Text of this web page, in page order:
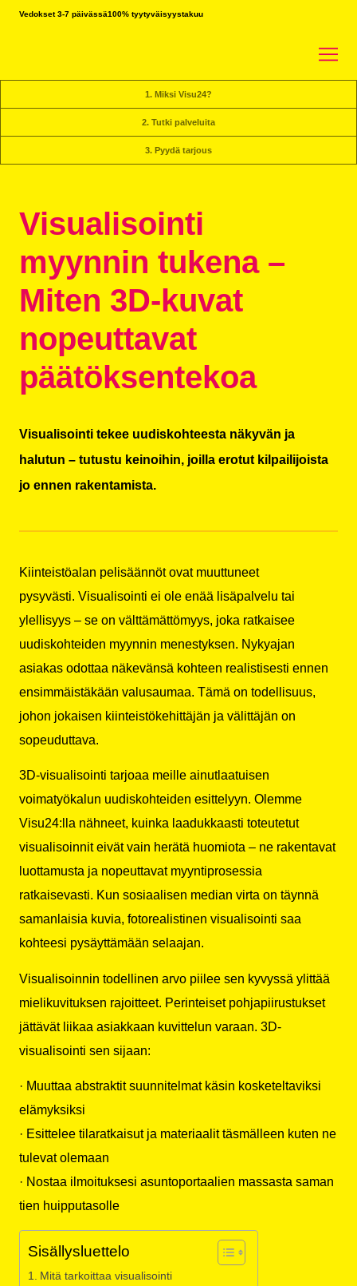
Vedokset 3-7 päivässä100% tyytyväisyystakuu
1. Miksi Visu24?
2. Tutki palveluita
3. Pyydä tarjous
Visualisointi
myynnin tukena –
Miten 3D-kuvat
nopeuttavat
päätöksentekoa
Visualisointi tekee uudiskohteesta näkyvän ja
halutun – tutustu keinoihin, joilla erotut kilpailijoista
jo ennen rakentamista.
Kiinteistöalan pelisäännöt ovat muuttuneet
pysyvästi. Visualisointi ei ole enää lisäpalvelu tai
ylellisyys – se on välttämättömyys, joka ratkaisee
uudiskohteiden myynnin menestyksen. Nykyajan
asiakas odottaa näkevänsä kohteen realistisesti ennen
ensimmäistäkään valusaumaa. Tämä on todellisuus,
johon jokaisen kiinteistökehittäjän ja välittäjän on
sopeuduttava.
3D-visualisointi tarjoaa meille ainutlaatuisen
voimatyökalun uudiskohteiden esittelyyn. Olemme
Visu24:lla nähneet, kuinka laadukkaasti toteutetut
visualisoinnit eivät vain herätä huomiota – ne rakentavat
luottamusta ja nopeuttavat myyntiprosessia
ratkaisevasti. Kun sosiaalisen median virta on täynnä
samanlaisia kuvia, fotorealistinen visualisointi saa
kohteesi pysäyttämään selaajan.
Visualisoinnin todellinen arvo piilee sen kyvyssä ylittää
mielikuvituksen rajoitteet. Perinteiset pohjapiirustukset
jättävät liikaa asiakkaan kuvittelun varaan. 3D-
visualisointi sen sijaan:
· Muuttaa abstraktit suunnitelmat käsin kosketeltaviksi
elämyksiksi
· Esittelee tilaratkaisut ja materiaalit täsmälleen kuten ne
tulevat olemaan
· Nostaa ilmoituksesi asuntoportaalien massasta saman
tien huipputasolle
Sisällysluettelo
Mitä tarkoittaa visualisointi